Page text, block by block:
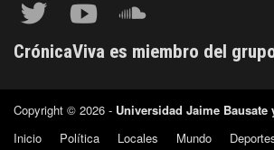
CrónicaViva es miembro del
Copyright © 2026 - Universidad Jaime Bausate
Inicio
Política Locales Mundo